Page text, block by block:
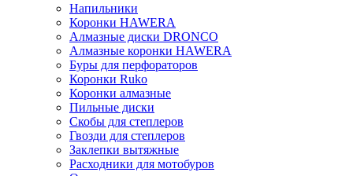
Напильники
Коронки HAWERA
Алмазные диски DRONCO
Алмазные коронки HAWERA
Буры для перфораторов
Коронки Ruko
Коронки алмазные
Пильные диски
Скобы для степлеров
Гвозди для степлеров
Заклепки вытяжные
Расходники для мотобуров